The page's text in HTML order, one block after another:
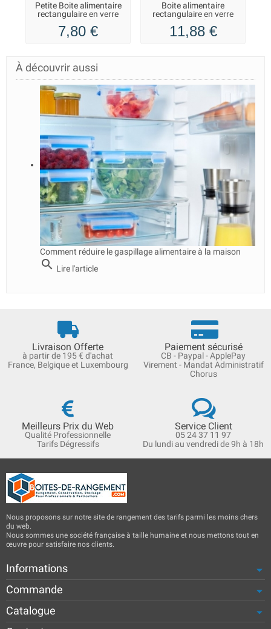
Petite Boite alimentaire
rectangulaire en verre
250 ml
7,80 €
Boite alimentaire
rectangulaire en verre
750 ml
11,88 €
À découvrir aussi
Comment réduire le gaspillage alimentaire à la maison
search Lire l'article
Livraison Offerte
à partir de 195 € d'achat
France, Belgique et Luxembourg
Paiement sécurisé
CB - Paypal - ApplePay
Virement - Mandat Administratif
Chorus
Meilleurs Prix du Web
Qualité Professionnelle
Tarifs Dégressifs
Service Client
05 24 37 11 97
Du lundi au vendredi de 9h à 18h
Nous proposons sur notre site de rangement des tarifs parmi les moins chers
du web.
Nous sommes une société française à taille humaine et nous mettons tout en
œuvre pour satisfaire nos clients.
Informations
Commande
Catalogue